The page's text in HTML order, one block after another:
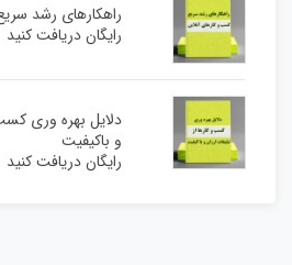
راهکارهای رشد
رایگان دریافت کنید
دلایل بهره وری کسب
و باکیفیت
رایگان دریافت کنید